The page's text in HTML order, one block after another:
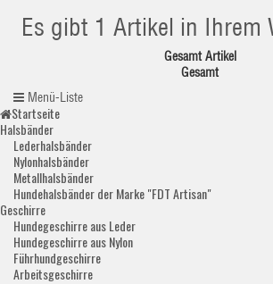
Es gibt 1 Artikel in Ihrem
Gesamt Artikel
Gesamt
Menü-Liste
Startseite
Halsbänder
Lederhalsbänder
Nylonhalsbänder
Metallhalsbänder
Hundehalsbänder der Marke "FDT Artisan"
Geschirre
Hundegeschirre aus Leder
Hundegeschirre aus Nylon
Führhundgeschirre
Arbeitsgeschirre